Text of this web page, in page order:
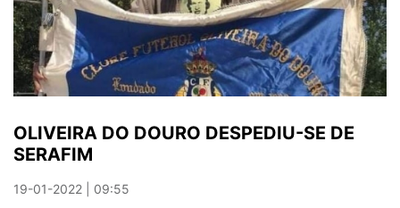
DOURO
OLIVEIRA DO DOURO DESPEDIU-SE DE
SERAFIM
19-01-2022 | 09:55